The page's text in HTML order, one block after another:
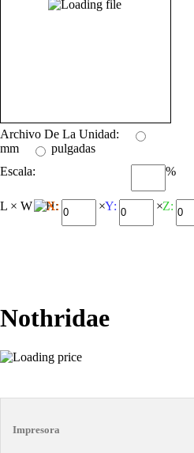
Archivo De La Unidad:
mm
pulgadas
Escala:
%
L × W × H:
X: ×Y: ×Z:
Nothridae
Impresora